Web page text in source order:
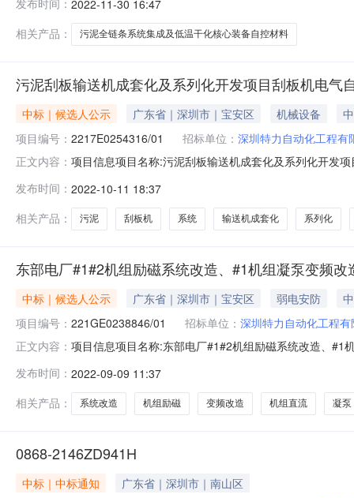
材料采购特殊事项说明：附件:第1成交候选人中标候选
发布时间： 2022-11-30 16:47
相关产品：
污泥全链条系统集成及低温干化核心装备自控材料
污泥刮板输送机成套化及系列化开发项目刮板机电气
中标｜候选人公示 广东省｜深圳市｜宝安区 机械设备
项目编号： 2217E0254316/01 招标单位： 深圳特力自动化工程有
正文内容： 项目信息项目名称:污泥刮板输送机成套化及系列化开发
及系列化开发项目刮板机电气自控系统采购特殊事项说
发布时间： 2022-10-11 18:37
相关产品：
污泥 刮板机 系统 输送机成套化 系列化
东部电厂#1#2机组励磁系统改造、#1机组凝泵变频
中标｜候选人公示 广东省｜深圳市｜宝安区 弱电安防
项目编号： 221GE0238846/01 招标单位： 深圳特力自动化工程
正文内容： 项目信息项目名称:东部电厂#1#2机组励磁系统改造、#1
电厂#1#2机组励磁系统改造、#1机组凝泵变频改造、#2
发布时间： 2022-09-09 11:37
相关产品：
系统改造 机组励磁 变频改造 机组直流 凝泵
0868-2146ZD941H
中标｜中标通知
广东省｜深圳市｜南山区